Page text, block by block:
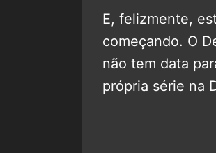
E, felizmente,
começando. O
não tem data
própria série na